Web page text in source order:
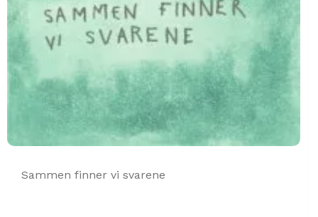
Sammen finner vi svarene